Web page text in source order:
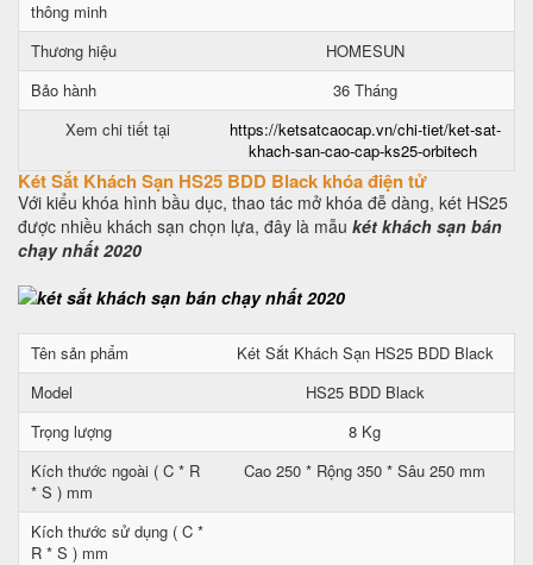
thông minh
Thương hiệu
HOMESUN
Bảo hành
36 Tháng
Xem chi tiết tại
https://ketsatcaocap.vn/chi-tiet/ket-sat-
khach-san-cao-cap-ks25-orbitech
Két Sắt Khách Sạn HS25 BDD Black khóa điện tử
Với kiểu khóa hình bầu dục, thao tác mở khóa đễ dàng, két HS25
được nhiều khách sạn chọn lựa, đây là mẫu két khách sạn bán
chạy nhất 2020
Tên sản phẩm
Két Sắt Khách Sạn HS25 BDD Black
Model
HS25 BDD Black
Trọng lượng
8 Kg
Kích thước ngoài ( C * R
* S ) mm
Cao 250 * Rộng 350 * Sâu 250 mm
Kích thước sử dụng ( C *
R * S ) mm